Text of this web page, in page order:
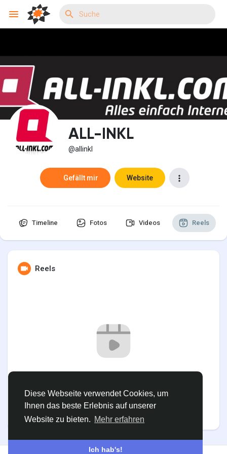
Diese Webseite verwendet Cookies, um
Ihnen das beste Erlebnis auf unserer
Website zu bieten. Mehr erfahren
Ich hab's!
Reels
Entdecken Veranstaltungen
Meine Events
Meine Gruppen
Entdecken Seiten
ALL-INKL
@allinkl
Gefällt mir Website
Timeline Fotos Videos Reels
Reels